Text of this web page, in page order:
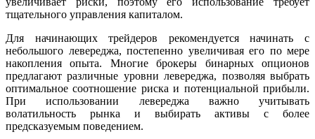
тщательного управления капиталом.
Для начинающих трейдеров рекомендуется начинать с
небольшого левереджа, постепенно увеличивая его по мере
накопления опыта. Многие брокеры бинарных опционов
предлагают различные уровни левереджа, позволяя выбрать
оптимальное соотношение риска и потенциальной прибыли.
При использовании левереджа важно учитывать
волатильность рынка и выбирать активы с более
предсказуемым поведением.